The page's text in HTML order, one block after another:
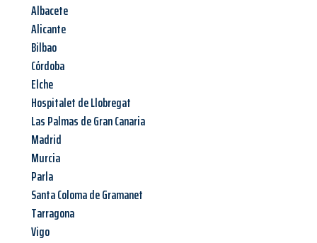
Albacete
Alicante
Bilbao
Córdoba
Elche
Hospitalet de Llobregat
Las Palmas de Gran Canaria
Madrid
Murcia
Parla
Santa Coloma de Gramanet
Tarragona
Vigo